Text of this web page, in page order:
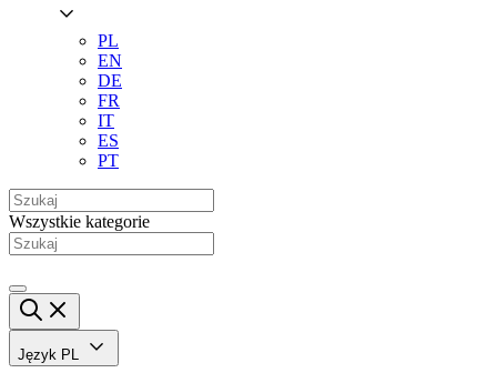
PL
EN
DE
FR
IT
ES
PT
Wszystkie kategorie
Język PL